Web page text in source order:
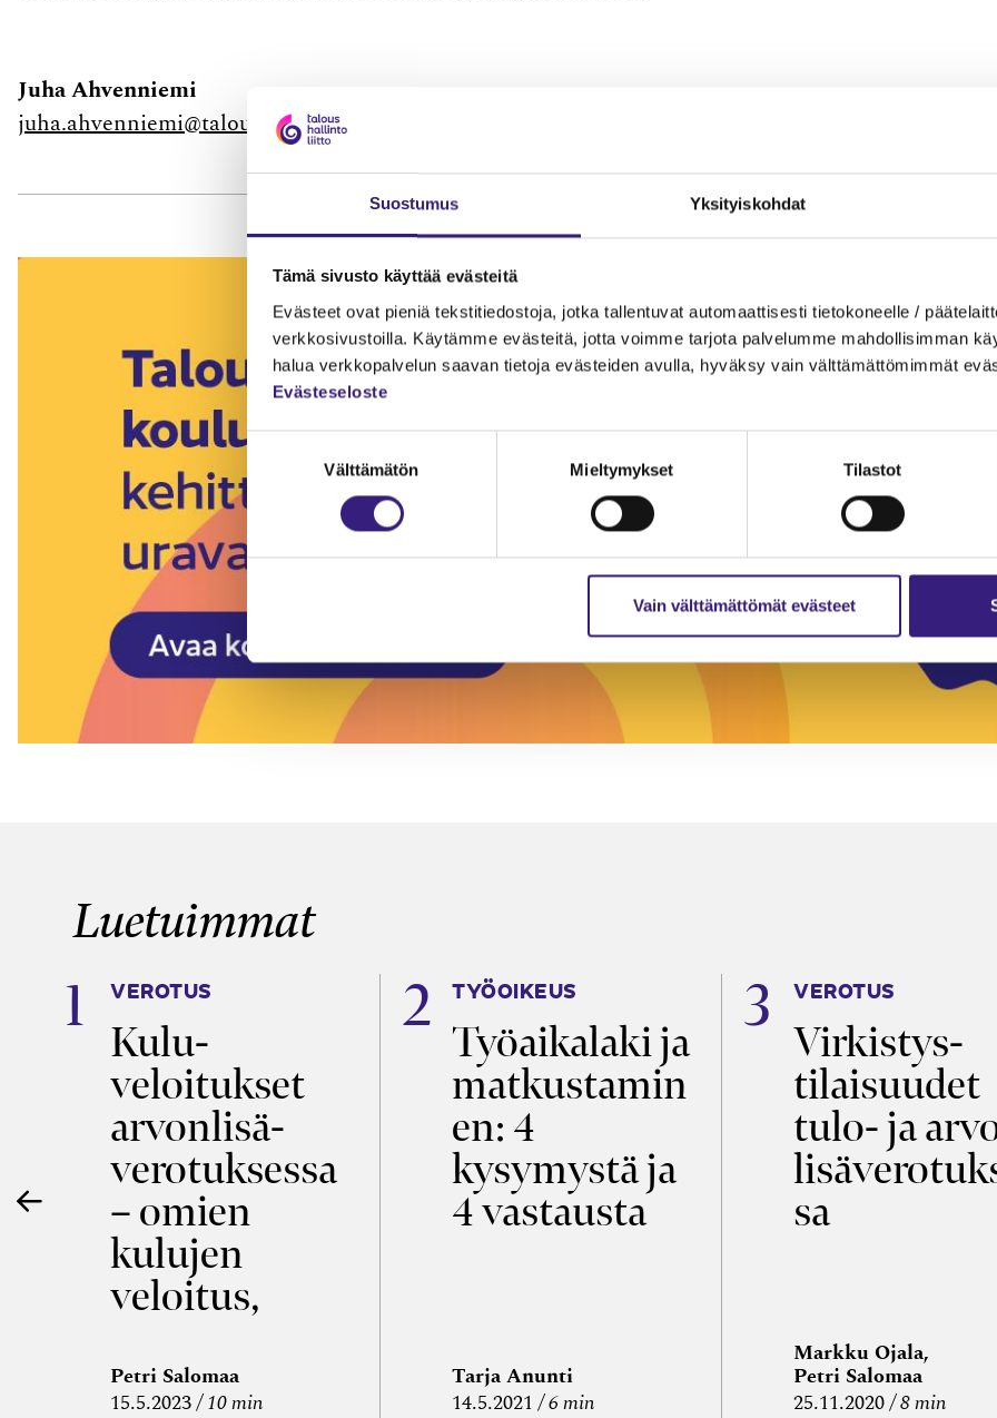
Suostumus Yksityiskohdat
Tämä sivusto käyttää evästeitä
Evästeet ovat pieniä tekstitiedostoja, jotka tallentuvat automaattisesti tietokoneelle /
verkkosivustoilla. Käytämme evästeitä, jotta voimme tarjota palvelumme mahdollisimman
halua verkkopalvelun saavan tietoja evästeiden avulla, hyväksy vain välttämättömimmät
Evästeseloste
Suostumuksen
valinta
Välttämätön Mieltymykset Tilastot
Vain välttämättömät evästeet
Juha Ahvenniemi
juha.ahvenniemi@taloushallintoliitto.fi
MAINOS
Luetuimmat
VEROTUS
Kulu­
veloitukset
arvon­lisä­
verotuksessa
– omien
kulujen
veloitus,
edelleen­
Petri Salomaa
15.5.2023 10 min
TYÖOIKEUS
Työaikalaki ja
matkustamin
en: 4
kysymystä ja
4 vastausta
Tarja Anunti
14.5.2021
6 min
VEROTUS
Virkistys­
tilaisuudet
tulo- ja
sa
Markku Ojala,
Petri Salomaa
25.11.2020 8 min